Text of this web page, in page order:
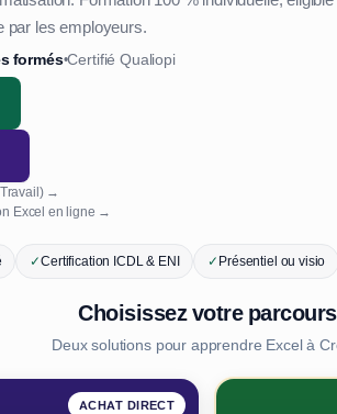
par les employeurs.
formés•Certifié Qualiopi
→
Excel en ligne →
✓Certification ICDL & ENI ✓Présentiel ou visio
Choisissez votre parcours
Deux solutions pour apprendre Excel à
ACHAT DIRECT